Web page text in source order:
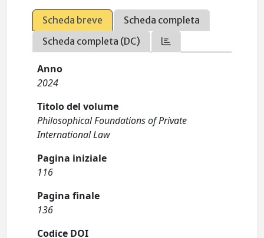
Scheda breve
Scheda completa
Scheda completa (DC)
Anno
2024
Titolo del volume
Philosophical Foundations of Private
International Law
Pagina iniziale
116
Pagina finale
136
Codice DOI